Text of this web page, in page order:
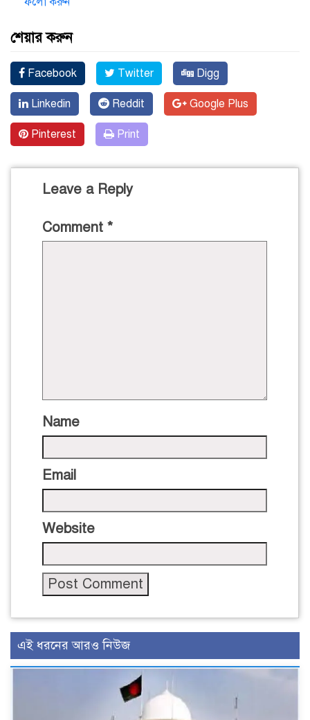
শেয়ার করুন
Facebook Twitter Digg
Linkedin Reddit Google Plus
Pinterest Print
Leave a Reply
Comment *
Name
Email
Website
এই ধরনের আরও নিউজ